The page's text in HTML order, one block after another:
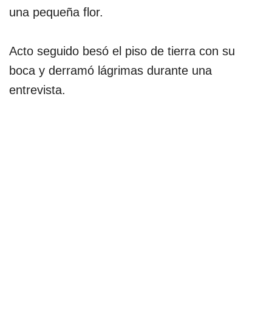
una pequeña flor.
Acto seguido besó el piso de tierra con su
boca y derramó lágrimas durante una
entrevista.